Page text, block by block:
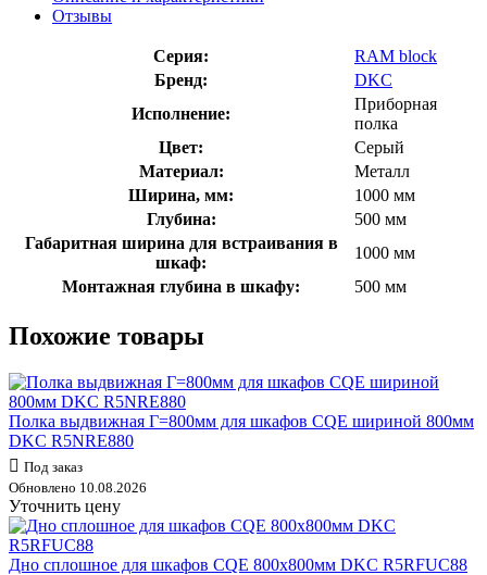
Отзывы
Серия:
RAM block
Бренд:
DKC
Исполнение:
Приборная
полка
Цвет:
Серый
Материал:
Металл
Ширина, мм:
1000 мм
Глубина:
500 мм
Габаритная ширина для встраивания в
шкаф:
1000 мм
Монтажная глубина в шкафу:
500 мм
Похожие товары
Полка выдвижная Г=800мм для шкафов CQE шириной 800мм
DKC R5NRE880
Под заказ
Обновлено 10.08.2026
Уточнить цену
Дно сплошное для шкафов CQE 800х800мм DKC R5RFUC88